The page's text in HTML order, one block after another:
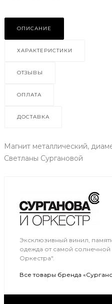
ОПИСАНИЕ
ХАРАКТЕРИСТИКИ
ОТЗЫВЫ
ОПЛАТА
ДОСТАВКА
Магнит металлический,
Светланы Сургановой
Эксклюзивный винил,
одежда от самой
Оркестра".
Все товары бренда